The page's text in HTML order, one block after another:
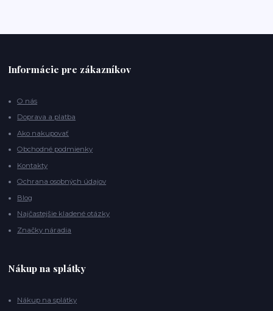
Informácie pre zákazníkov
O nás
Doprava a platba
Ako nakupovať
Obchodné podmienky
Kontakty
Ochrana osobných údajov
Blog
Najčastejšie kladené otázky
Značky náradia
Nákup na splátky
Nákup na splátky